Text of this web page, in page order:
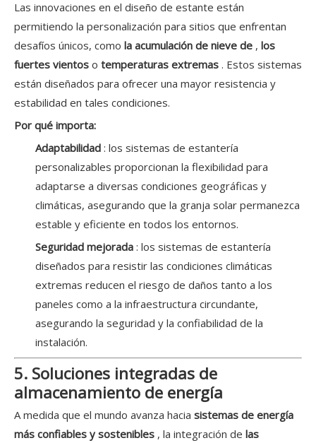
Las innovaciones en el diseño de estante están
permitiendo la personalización para sitios que enfrentan
desafíos únicos, como la acumulación de nieve de , los
fuertes vientos o temperaturas extremas . Estos sistemas
están diseñados para ofrecer una mayor resistencia y
estabilidad en tales condiciones.
Por qué importa:
Adaptabilidad : los sistemas de estantería
personalizables proporcionan la flexibilidad para
adaptarse a diversas condiciones geográficas y
climáticas, asegurando que la granja solar permanezca
estable y eficiente en todos los entornos.
Seguridad mejorada : los sistemas de estantería
diseñados para resistir las condiciones climáticas
extremas reducen el riesgo de daños tanto a los
paneles como a la infraestructura circundante,
asegurando la seguridad y la confiabilidad de la
instalación.
5. Soluciones integradas de
almacenamiento de energía
A medida que el mundo avanza hacia sistemas de energía
más confiables y sostenibles , la integración de las